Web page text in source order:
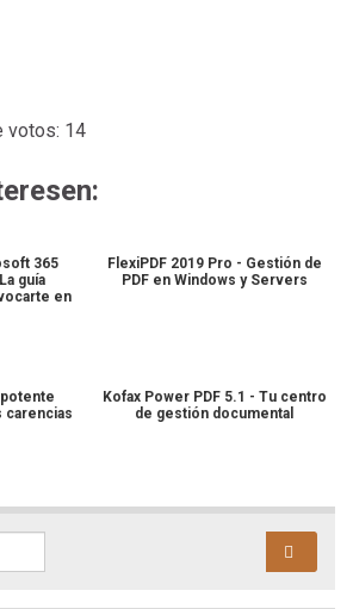
votos: 14
365
guía
en
FlexiPDF 2019 Pro - Gestión de
PDF en Windows y Servers
carencias
Kofax Power PDF 5.1 - Tu centro
de gestión documental